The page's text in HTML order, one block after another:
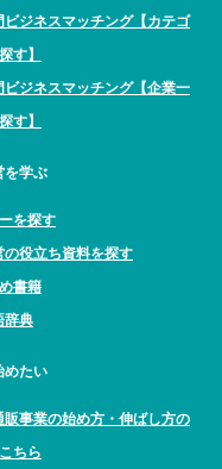
ビジネスマッチング【カテゴ
す】
ビジネスマッチング【企業一
す】
を学ぶ
を探す
の役立ち資料を探す
書籍
辞典
めたい
販事業の始め方・伸ばし方の
ちら